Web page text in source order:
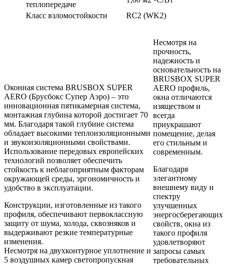
теплопередаче
Класс взломостойкости
RC2 (WK2)
Оконная система BRUSBOX SUPER
AERO (Брусбокс Супер Аэро) – это
инновационная пятикамерная система,
монтажная глубина которой достигает 70
мм. Благодаря такой глубине система
обладает высокими теплоизоляционными
и звукоизоляционными свойствами.
Использование передовых европейских
технологий позволяет обеспечить
стойкость к неблагоприятным факторам
окружающей среды, эргономичность и
удобство в эксплуатации.
Конструкции, изготовленные из такого
профиля, обеспечивают первоклассную
защиту от шума, холода, сквозняков и
выдерживают резкие температурные
изменения.
Несмотря на двухконтурное уплотнение и
5 воздушных камер светопропускная
Несмотря на
прочность,
надежность и
основательность на
BRUSBOX SUPER
AERO профиль,
окна отличаются
изяществом и
всегда
приукрашают
помещение, делая
его стильным и
современным.
Благодаря
элегантному
внешнему виду и
спектру
улучшенных
энергосберегающих
свойств, окна из
такого профиля
удовлетворяют
запросы самых
требовательных